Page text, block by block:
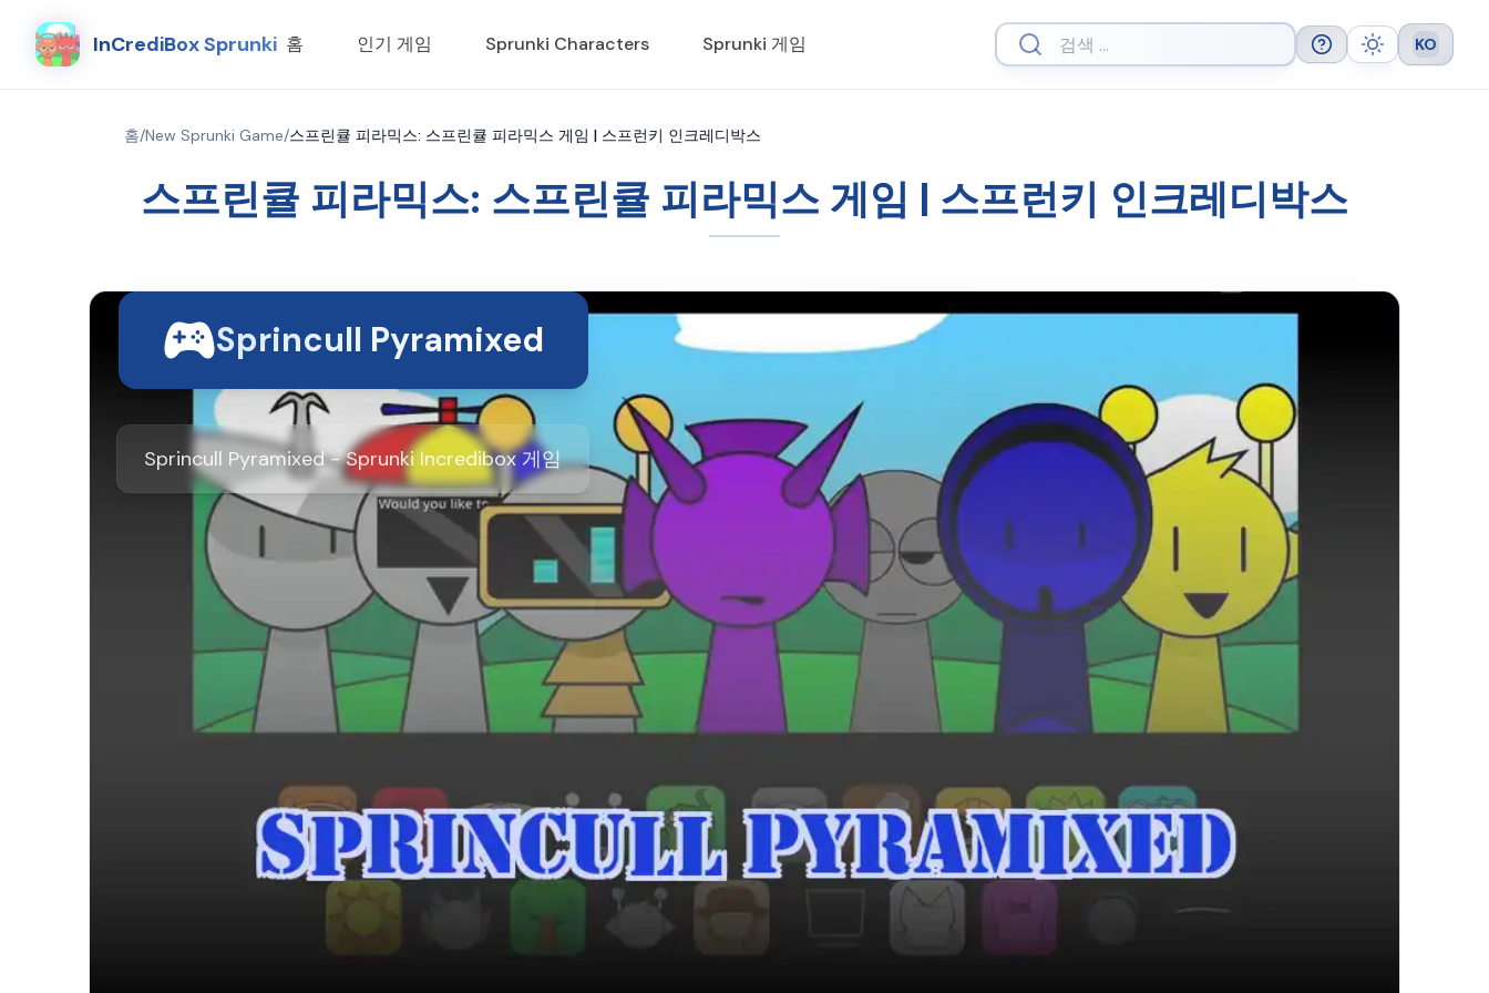
InCrediBox Sprunki 홈 인기 게임 Sprunki Characters Sprunki 게임 Help Theme Language
KO
홈/New Sprunki Game/스프린큘 피라믹스: 스프린큘 피라믹스 게임 | 스프런키 인크레디박스
스프린큘 피라믹스: 스프린큘 피라믹스 게임 | 스프런키 인크레디박스
Sprincull Pyramixed
Sprincull Pyramixed - Sprunki Incredibox 게임